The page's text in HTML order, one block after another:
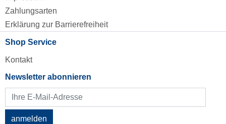
Zahlungsarten
Erklärung zur Barrierefreiheit
Shop Service
Kontakt
Newsletter abonnieren
anmelden